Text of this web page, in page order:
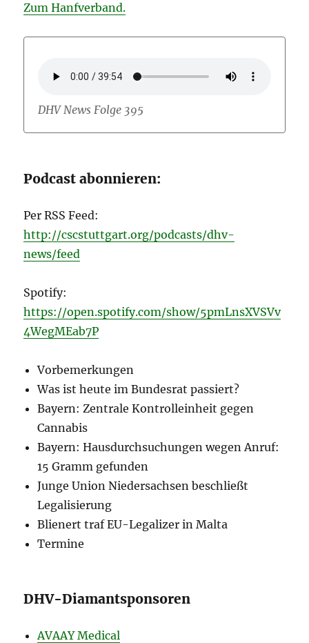
Zum Hanfverband.
DHV News Folge 395
Podcast abonnieren:
Per RSS Feed:
http://cscstuttgart.org/podcasts/dhv-
news/feed
Spotify:
https://open.spotify.com/show/5pmLnsXVSVv
4WegMEab7P
Vorbemerkungen
Was ist heute im Bundesrat passiert?
Bayern: Zentrale Kontrolleinheit gegen
Cannabis
Bayern: Hausdurchsuchungen wegen Anruf:
15 Gramm gefunden
Junge Union Niedersachsen beschließt
Legalisierung
Blienert traf EU-Legalizer in Malta
Termine
DHV-Diamantsponsoren
AVAAY Medical